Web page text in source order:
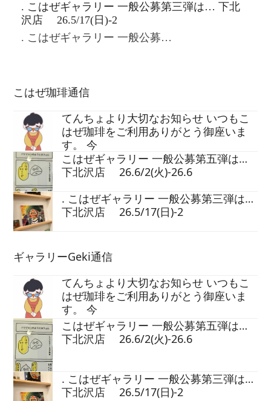
. こはぜギャラリー 一般公募第三弾は… 下北
沢店 26.5/17(日)-2
. こはぜギャラリー 一般公募…
こはぜ珈琲通信
てんちょより大切なお知らせ いつもこ
はぜ珈琲をご利用ありがとう御座いま
す。 今
こはぜギャラリー 一般公募第五弾は…
下北沢店 26.6/2(火)-26.6
. こはぜギャラリー 一般公募第三弾は…
下北沢店 26.5/17(日)-2
ギャラリーGeki通信
てんちょより大切なお知らせ いつもこ
はぜ珈琲をご利用ありがとう御座いま
す。 今
こはぜギャラリー 一般公募第五弾は…
下北沢店 26.6/2(火)-26.6
. こはぜギャラリー 一般公募第三弾は…
下北沢店 26.5/17(日)-2